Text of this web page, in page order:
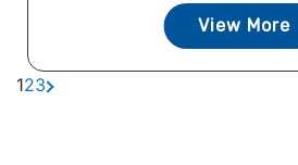
View More
123